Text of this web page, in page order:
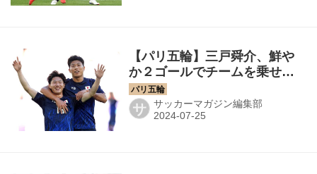
【パリ五輪】三戸舜介、鮮や
か２ゴールでチームを乗せ
た！「決めるだけでした」
サ サッカーマガジン編集部